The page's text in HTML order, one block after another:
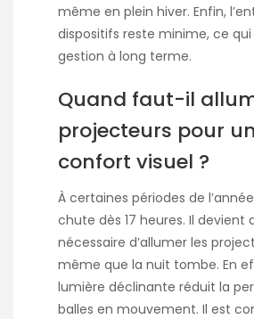
même en plein hiver. Enfin,
dispositifs reste minime, ce
gestion à long terme.
Quand faut-il
projecteurs pour
confort visuel ?
À certaines périodes de
chute dès 17 heures. Il devient
nécessaire d’allumer les
même que la nuit tombe. En
lumière déclinante réduit la
balles en mouvement. Il est